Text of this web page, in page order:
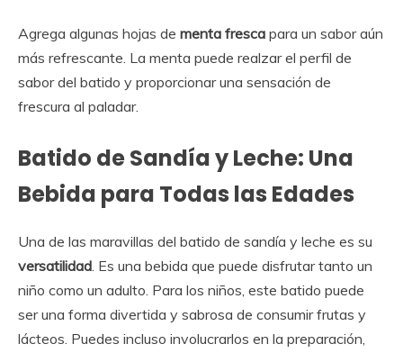
Agrega algunas hojas de menta fresca para un sabor aún
más refrescante. La menta puede realzar el perfil de
sabor del batido y proporcionar una sensación de
frescura al paladar.
Batido de Sandía y Leche: Una
Bebida para Todas las Edades
Una de las maravillas del batido de sandía y leche es su
versatilidad. Es una bebida que puede disfrutar tanto un
niño como un adulto. Para los niños, este batido puede
ser una forma divertida y sabrosa de consumir frutas y
lácteos. Puedes incluso involucrarlos en la preparación,